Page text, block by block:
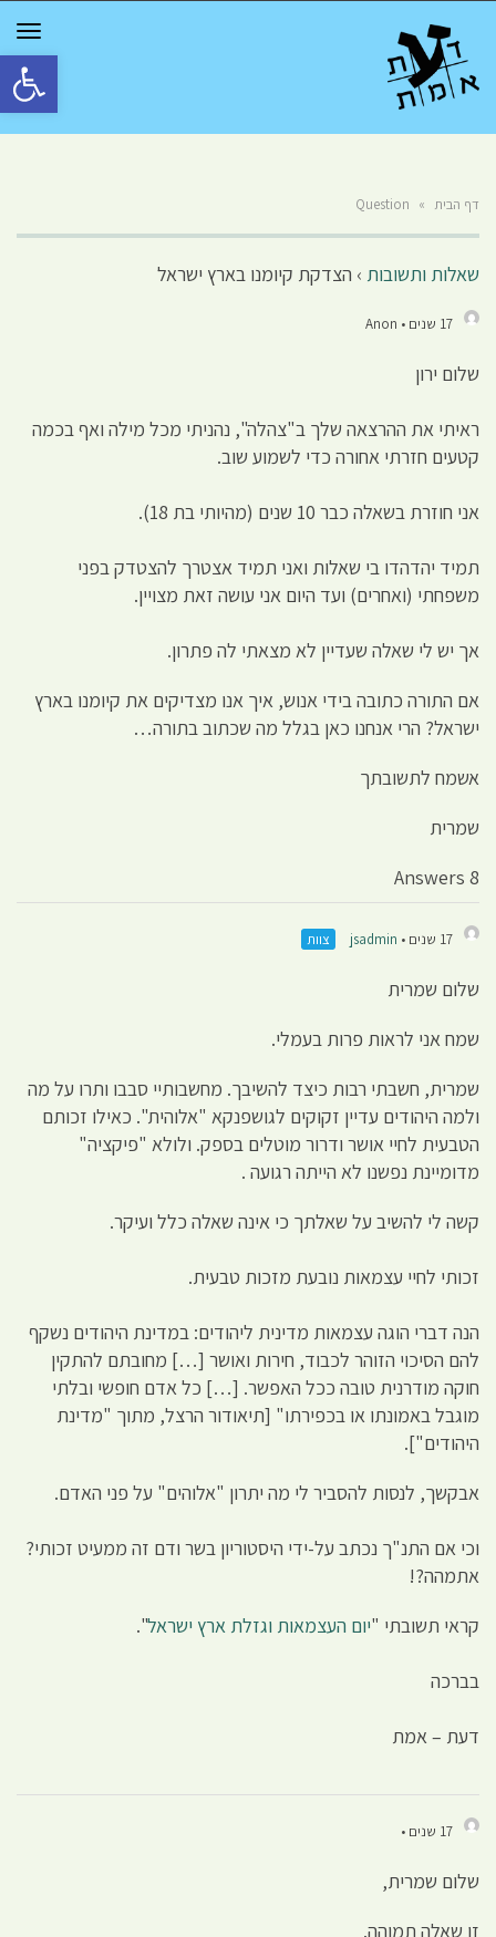
פתח
דף הבית »
Question
שאלות ותשובות › הצדקת קיומנו בארץ ישראל
17 שנים • Anon
שלום ירון
ראיתי את ההרצאה שלך ב"צהלה", נהניתי מכל מילה ואף בכמה
קטעים חזרתי אחורה כדי לשמוע שוב.
אני חוזרת בשאלה כבר 10 שנים (מהיותי בת 18).
תמיד יהדהדו בי שאלות ואני תמיד אצטרך להצטדק בפני
משפחתי (ואחרים) ועד היום אני עושה זאת מצויין.
אך יש לי שאלה שעדיין לא מצאתי לה פתרון.
אם התורה כתובה בידי אנוש, איך אנו מצדיקים את קיומנו בארץ
ישראל? הרי אנחנו כאן בגלל מה שכתוב בתורה…
אשמח לתשובתך
שמרית
8 Answers
17 שנים • jsadmin צוות
שלום שמרית
שמח אני לראות פרות בעמלי.
שמרית, חשבתי רבות כיצד להשיבך. מחשבותיי סבבו ותרו על מה
ולמה היהודים עדיין זקוקים לגושפנקא "אלוהית". כאילו זכותם
הטבעית לחיי אושר ודרור מוטלים בספק. ולולא "פיקציה"
מדומיינת נפשנו לא הייתה רגועה .
קשה לי להשיב על שאלתך כי אינה שאלה כלל ועיקר.
זכותי לחיי עצמאות נובעת מזכות טבעית.
הנה דברי הוגה עצמאות מדינית ליהודים: במדינת היהודים נשקף
להם הסיכוי הזוהר לכבוד, חירות ואושר […] מחובתם להתקין
חוקה מודרנית טובה ככל האפשר. […] כל אדם חופשי ובלתי
מוגבל באמונתו או בכפירתו" [תיאודור הרצל, מתוך "מדינת
היהודים"].
אבקשך, לנסות להסביר לי מה יתרון "אלוהים" על פני האדם.
וכי אם התנ"ך נכתב על-ידי היסטוריון בשר ודם זה ממעיט זכותי?
אתמהה?!
קראי תשובתי "יום העצמאות וגזלת ארץ ישראל".
בברכה
דעת – אמת
17 שנים •
שלום שמרית,
זו שאלה תמוהה.